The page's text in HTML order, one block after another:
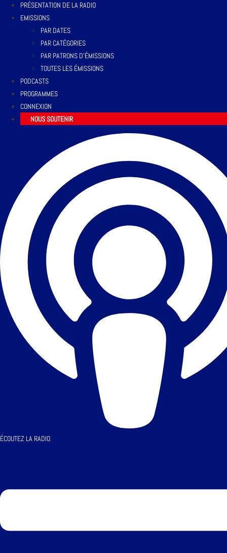
PRÉSENTATION DE LA RADIO
EMISSIONS
PAR DATES
PAR CATÉGORIES
PAR PATRONS D’ÉMISSIONS
TOUTES LES ÉMISSIONS
PODCASTS
PROGRAMMES
CONNEXION
NOUS SOUTENIR
ÉCOUTEZ LA RADIO